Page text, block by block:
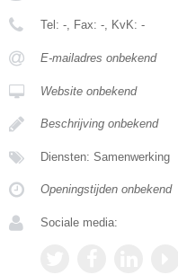
Tel: -, Fax: -, KvK: -
E-mailadres onbekend
Website onbekend
Beschrijving onbekend
Diensten: Samenwerking
Openingstijden onbekend
Sociale media: